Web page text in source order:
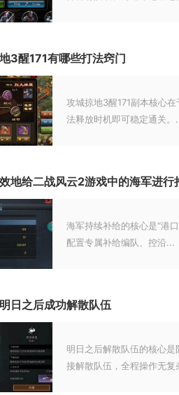
3醒171有哪些打法窍门
攻城掠地3醒171副本核心
法释放时机即可稳定通关。
地给二战风云2游戏中的海军进行
海军持续补给的核心是“港
配置专属补给编队、控沿...
日之后成功解散队伍
明日之后解散队伍的核心
接解散队伍，全程操作无复